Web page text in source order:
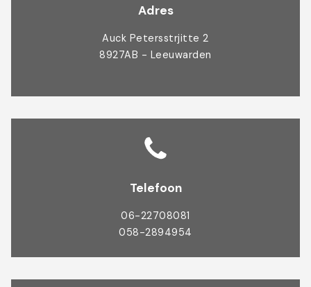
Adres
Auck Petersstrjitte 2
8927AB - Leeuwarden
Telefoon
06-22708081
058-2894954